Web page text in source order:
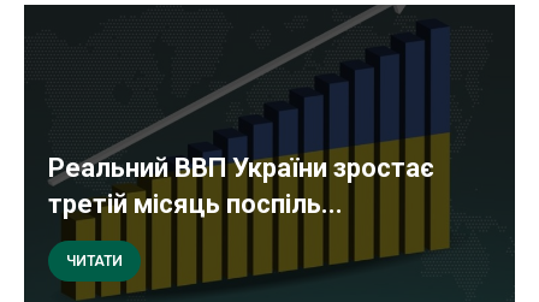
Реальний ВВП України зростає
третій місяць поспіль...
ЧИТАТИ